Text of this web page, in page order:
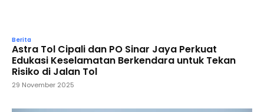
Berita
Astra Tol Cipali dan PO Sinar Jaya Perkuat
Edukasi Keselamatan Berkendara untuk Tekan
Risiko di Jalan Tol
29 November 2025